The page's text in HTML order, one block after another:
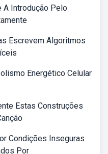
A Introdução Pelo
Escrevem Algoritmos
Energético Celular
Estas Construções
Condições Inseguras
Por